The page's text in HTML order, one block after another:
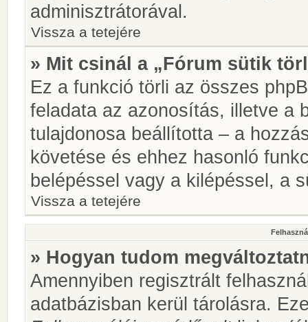
adminisztrátorával.
Vissza a tetejére
» Mit csinál a „Fórum sütik
Ez a funkció törli az összes
feladata az azonosítás, illetve a
tulajdonosa beállította – a
követése és ehhez hasonló
belépéssel vagy a kilépéssel, a
Vissza a tetejére
» Hogyan tudom
Amennyiben regisztrált
adatbázisban kerül tárolásra.